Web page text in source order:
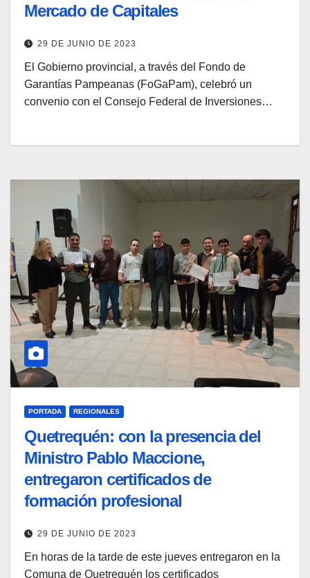
Mercado de Capitales
29 DE JUNIO DE 2023
El Gobierno provincial, a través del Fondo de
Garantías Pampeanas (FoGaPam), celebró un
convenio con el Consejo Federal de Inversiones…
PORTADA REGIONALES
Quetrequén: con la presencia del
Ministro Pablo Maccione,
entregaron certificados de
formación profesional
29 DE JUNIO DE 2023
En horas de la tarde de este jueves entregaron en la
Comuna de Quetrequén los certificados